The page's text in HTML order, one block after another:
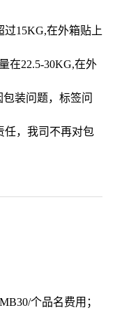
15KG,在外箱贴上
在22.5-30KG,在外
装问题，标签问
任，我司不再对包
个品名费用；